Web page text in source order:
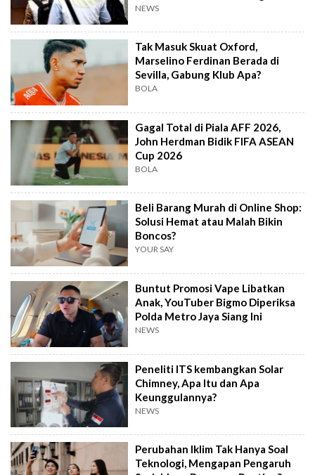
Bengkulu
NEWS
Tak Masuk Skuat Oxford,
Marselino Ferdinan Berada di
Sevilla, Gabung Klub Apa?
BOLA
Gagal Total di Piala AFF 2026,
John Herdman Bidik FIFA ASEAN
Cup 2026
BOLA
Beli Barang Murah di Online Shop:
Solusi Hemat atau Malah Bikin
Boncos?
YOUR SAY
Buntut Promosi Vape Libatkan
Anak, YouTuber Bigmo Diperiksa
Polda Metro Jaya Siang Ini
NEWS
Peneliti ITS kembangkan Solar
Chimney, Apa Itu dan Apa
Keunggulannya?
NEWS
Perubahan Iklim Tak Hanya Soal
Teknologi, Mengapan Pengaruh